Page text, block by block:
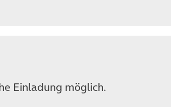
Einladung möglich.